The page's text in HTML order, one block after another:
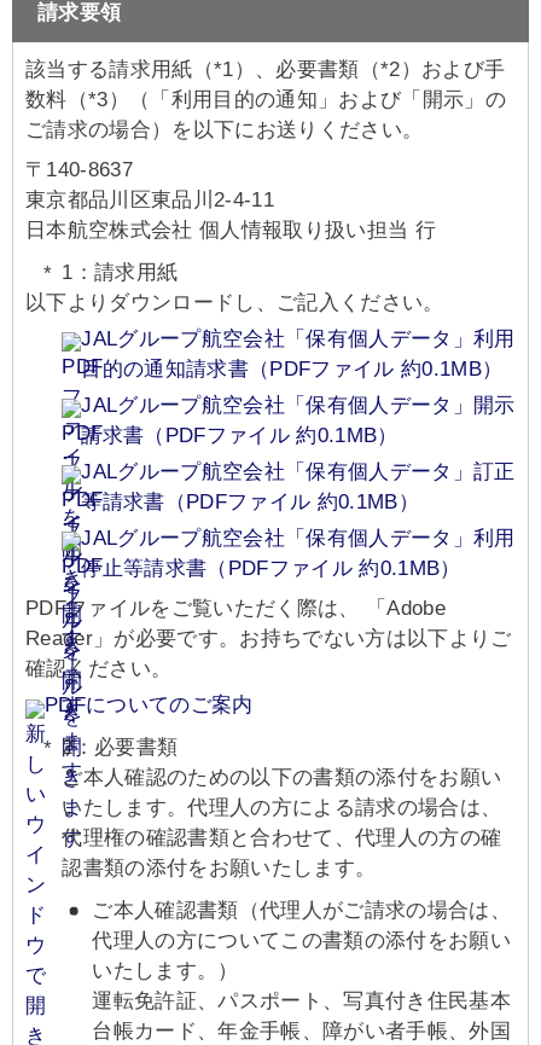
請求要領
該当する請求用紙（*1）、必要書類（*2）および手
数料（*3）（「利用目的の通知」および「開示」の
ご請求の場合）を以下にお送りください。
〒140-8637
東京都品川区東品川2-4-11
日本航空株式会社 個人情報取り扱い担当 行
1：請求用紙
以下よりダウンロードし、ご記入ください。
JALグループ航空会社「保有個人データ」利用
目的の通知請求書（PDFファイル 約0.1MB）
JALグループ航空会社「保有個人データ」開示
請求書（PDFファイル 約0.1MB）
JALグループ航空会社「保有個人データ」訂正
等請求書（PDFファイル 約0.1MB）
JALグループ航空会社「保有個人データ」利用
停止等請求書（PDFファイル 約0.1MB）
PDFファイルをご覧いただく際は、 「Adobe
Reader」が必要です。お持ちでない方は以下よりご
確認ください。
PDFについてのご案内
2：必要書類
ご本人確認のための以下の書類の添付をお願い
いたします。代理人の方による請求の場合は、
代理権の確認書類と合わせて、代理人の方の確
認書類の添付をお願いたします。
ご本人確認書類（代理人がご請求の場合は、
代理人の方についてこの書類の添付をお願い
いたします。）
運転免許証、パスポート、写真付き住民基本
台帳カード、年金手帳、障がい者手帳、外国